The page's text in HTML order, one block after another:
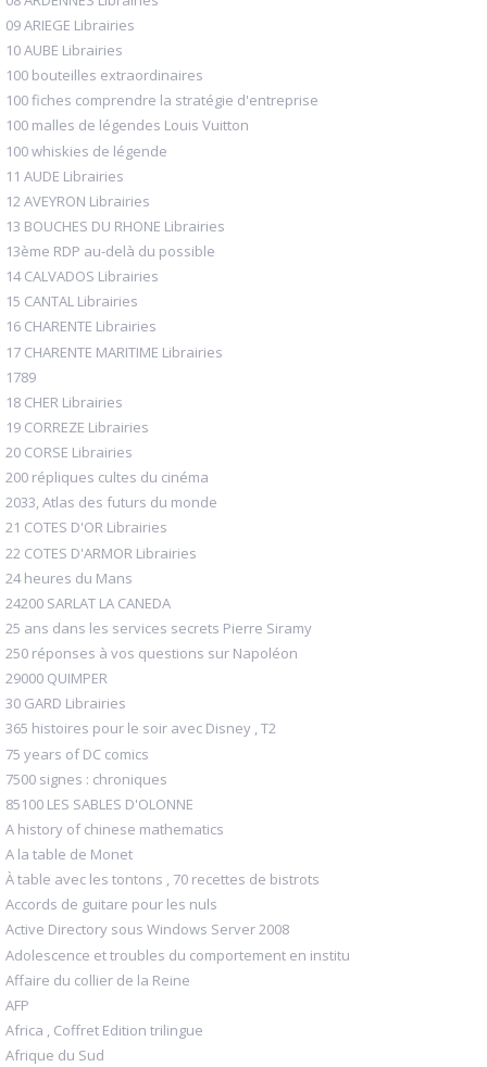
09 ARIEGE Librairies
10 AUBE Librairies
100 bouteilles extraordinaires
100 fiches comprendre la stratégie d'entreprise
100 malles de légendes Louis Vuitton
100 whiskies de légende
11 AUDE Librairies
12 AVEYRON Librairies
13 BOUCHES DU RHONE Librairies
13ème RDP au-delà du possible
14 CALVADOS Librairies
15 CANTAL Librairies
16 CHARENTE Librairies
17 CHARENTE MARITIME Librairies
1789
18 CHER Librairies
19 CORREZE Librairies
20 CORSE Librairies
200 répliques cultes du cinéma
2033, Atlas des futurs du monde
21 COTES D'OR Librairies
22 COTES D'ARMOR Librairies
24 heures du Mans
24200 SARLAT LA CANEDA
25 ans dans les services secrets Pierre Siramy
250 réponses à vos questions sur Napoléon
29000 QUIMPER
30 GARD Librairies
365 histoires pour le soir avec Disney , T2
75 years of DC comics
7500 signes : chroniques
85100 LES SABLES D'OLONNE
A history of chinese mathematics
A la table de Monet
À table avec les tontons , 70 recettes de bistrots
Accords de guitare pour les nuls
Active Directory sous Windows Server 2008
Adolescence et troubles du comportement en institu
Affaire du collier de la Reine
AFP
Africa , Coffret Edition trilingue
Afrique du Sud